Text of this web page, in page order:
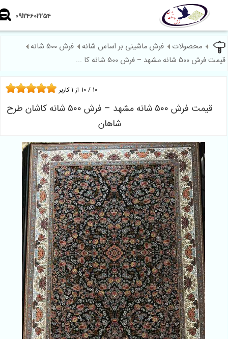
09124602254
محصولات فرش ماشینی بر اساس شانه
فرش 500 شانه
مشهد – فرش 500 شانه کا ...
قیمت فرش 500 شانه مشهد – فرش 500 شانه کاشان طرح
شاهان
10 از 1کاربر